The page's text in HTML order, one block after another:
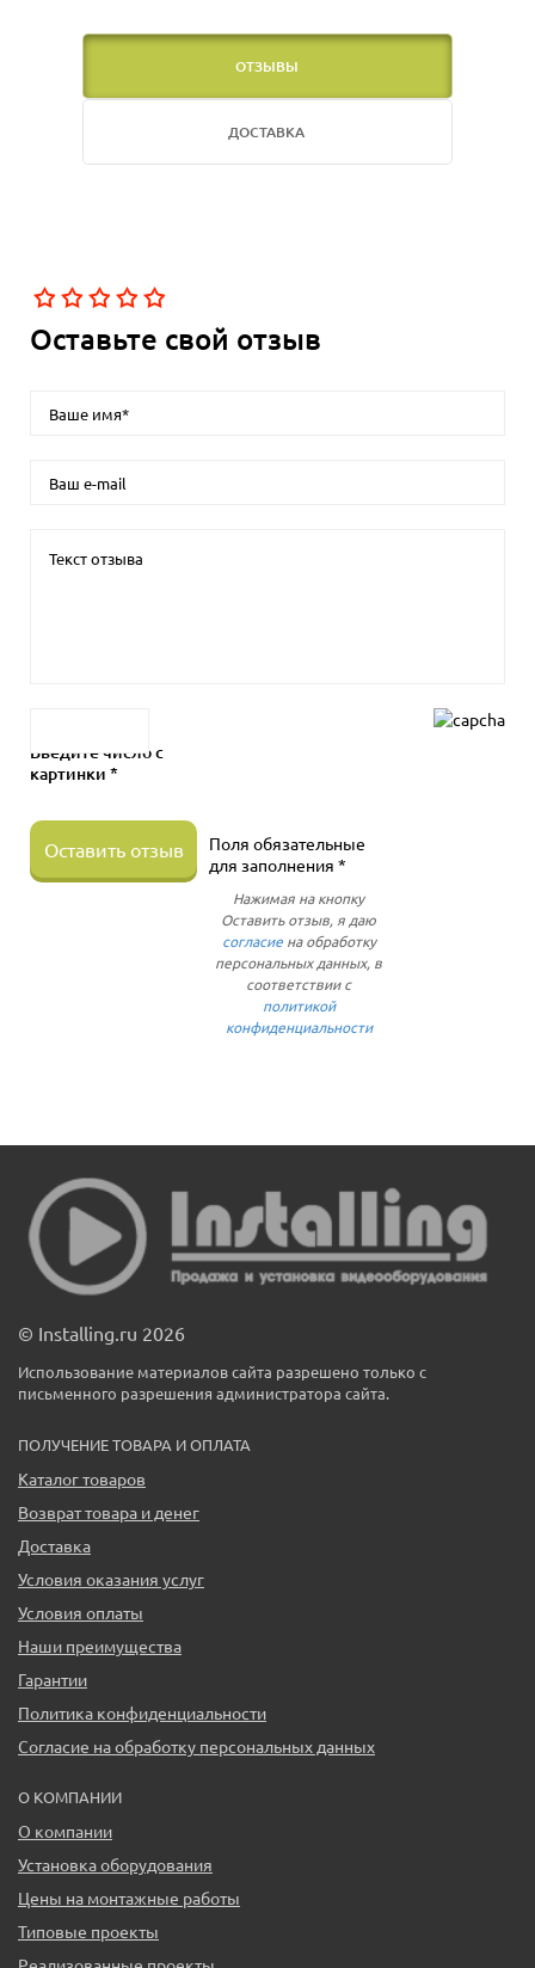
ОТЗЫВЫ
ДОСТАВКА
Оставьте свой отзыв
Введите число с
картинки *
Оставить отзыв
Поля обязательные
для заполнения *
Нажимая на кнопку
Оставить отзыв, я даю
согласиена обработку
персональных данных, в
соответствии с
политикой
конфиденциальности
© Installing.ru 2026
Использование материалов сайта разрешено только с
письменного разрешения администратора сайта.
ПОЛУЧЕНИЕ ТОВАРА И ОПЛАТА
Каталог товаров
Возврат товара и денег
Доставка
Условия оказания услуг
Условия оплаты
Наши преимущества
Гарантии
Политика конфиденциальности
Согласие на обработку персональных данных
О КОМПАНИИ
О компании
Установка оборудования
Цены на монтажные работы
Типовые проекты